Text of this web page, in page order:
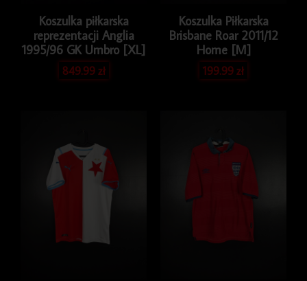
Koszulka piłkarska
reprezentacji Anglia
1995/96 GK Umbro [XL]
849.99zł
Koszulka Piłkarska
Brisbane Roar 2011/12
Home [M]
199.99zł